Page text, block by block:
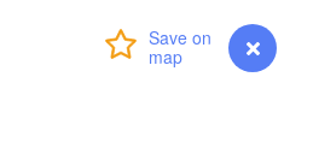
myVentusky Forecast